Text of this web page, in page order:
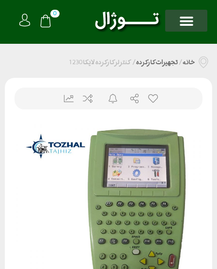
0
خانه/تجهیزات کارکرده/ کنترلر کارکرده لایکا 1230